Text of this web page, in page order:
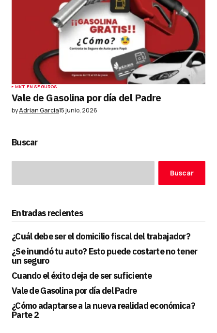
MKT EN SEGUROS
Vale de Gasolina por día del Padre
byAdrian Garcia15 junio, 2026
Buscar
Buscar
Entradas recientes
¿Cuál debe ser el domicilio fiscal del trabajador?
¿Se inundó tu auto? Esto puede costarte no tener
un seguro
Cuando el éxito deja de ser suficiente
Vale de Gasolina por día del Padre
¿Cómo adaptarse a la nueva realidad económica?
Parte 2